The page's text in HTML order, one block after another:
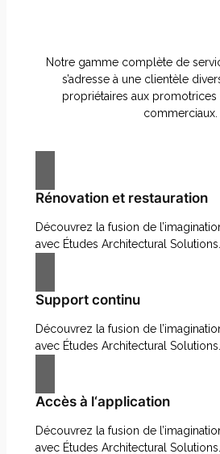
Notre gamme complète de
s’adresse à une clientèle
propriétaires aux
commerciaux.
Rénovation et restauration
Découvrez la fusion de
avec Études Architectural Solutions.
Support continu
Découvrez la fusion de
avec Études Architectural Solutions.
Accès à l‘application
Découvrez la fusion de
avec Études Architectural Solutions.